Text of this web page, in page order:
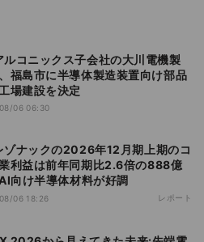
福島市に半導体製造装置向け部品
場建設を決定
06 06:30
利益は前年同期比2.6倍の888億
向け半導体材料が好調
06 18:26 レポート